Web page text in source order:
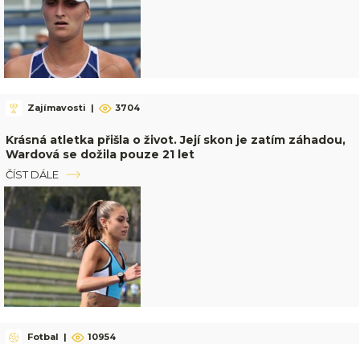
Zajímavosti | 3704
Krásná atletka přišla o život. Její skon je zatím záhadou,
Wardová se dožila pouze 21 let
ČÍST DÁLE
Fotbal | 10954